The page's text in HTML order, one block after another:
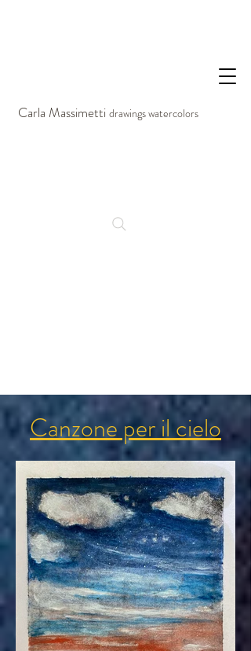
Carla Massimetti drawings watercolors
Canzone per ilcielo